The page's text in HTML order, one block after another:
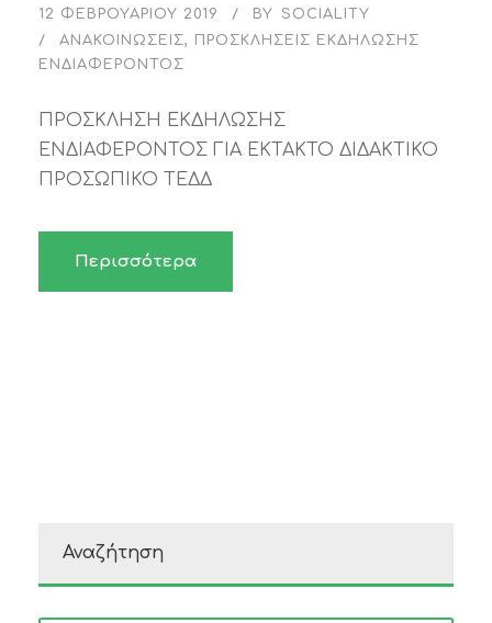
12 ΦΕΒΡΟΥΑΡΊΟΥ 2019 BY
SOCIALITY
ΑΝΑΚΟΙΝΏΣΕΙΣ,
ΠΡΟΣΚΛΉΣΕΙΣ ΕΚΔΉΛΩΣΗΣ
ΕΝΔΙΑΦΈΡΟΝΤΟΣ
ΠΡΟΣΚΛΗΣΗ ΕΚΔΗΛΩΣΗΣ
ΕΝΔΙΑΦΕΡΟΝΤΟΣ ΓΙΑ ΕΚΤΑΚΤΟ ΔΙΔΑΚΤΙΚΟ
ΠΡΟΣΩΠΙΚΟ ΤΕΔΔ
Περισσότερα
Αναζήτηση